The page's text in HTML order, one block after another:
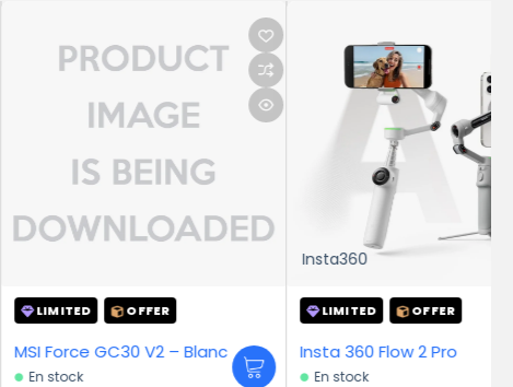
OFFER
MSI Force GC30 V2 – Blanc
OFFER
Insta 360 Flow 2 Pro
En stock